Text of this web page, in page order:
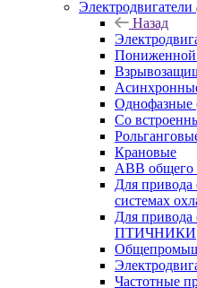
Электродвигатели
Назад
Пониженной
Со
Крановые
АВВ общего
Для привода
системах
Для привода
ПТИЧНИКИ
Частотные